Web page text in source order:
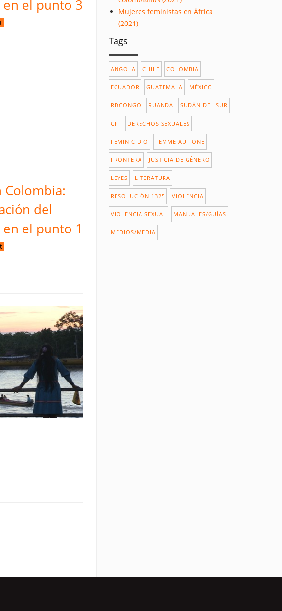
el punto 3
Colombia:
del
el punto 1
Mujeres feministas en África
(2021)
Tags
ANGOLA CHILE COLOMBIA
ECUADOR GUATEMALA MÉXICO
RDCONGO RUANDA SUDÁN DEL SUR
CPI DERECHOS SEXUALES
FEMINICIDIO FEMME AU FONE
FRONTERA JUSTICIA DE GÉNERO
LEYES LITERATURA
RESOLUCIÓN 1325 VIOLENCIA
VIOLENCIA SEXUAL MANUALES/GUÍAS
MEDIOS/MEDIA